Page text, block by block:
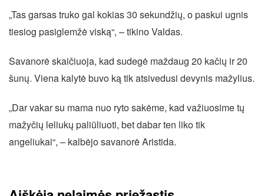
„Tas garsas truko gal kokias 30 sekundžių, o paskui ugnis
tiesiog pasiglemžė viską“, – tikino Valdas.
Savanorė skaičiuoja, kad sudegė maždaug 20 kačių ir 20
šunų. Viena kalytė buvo ką tik atsivedusi devynis mažylius.
„Dar vakar su mama nuo ryto sakėme, kad važiuosime tų
mažyčių leliukų paliūliuoti, bet dabar ten liko tik
angeliukai“, – kalbėjo savanorė Aristida.